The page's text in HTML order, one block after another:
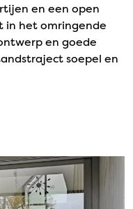
en een open
in het omringende
en goede
soepel en